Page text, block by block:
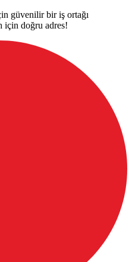
güvenilir bir iş ortağı
için doğru adres!